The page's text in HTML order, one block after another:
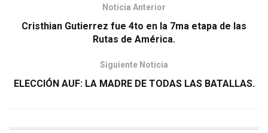
Noticia Anterior
Cristhian Gutierrez fue 4to en la 7ma etapa de las
Rutas de América.
Siguiente Noticia
ELECCIÓN AUF: LA MADRE DE TODAS LAS BATALLAS.